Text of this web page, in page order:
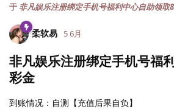
于非凡娱乐注册绑定手机号福利中心自助领取
柔软易 5 6月
非凡娱乐注册绑定手机号福
彩金
到账情况：自测【充值后果自负】